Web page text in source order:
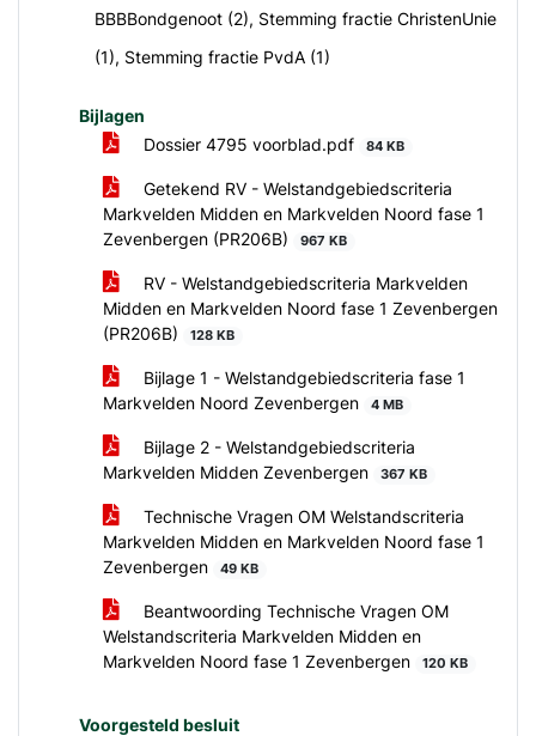
BBBBondgenoot (2), Stemming fractie ChristenUnie
(1), Stemming fractie PvdA (1)
Bijlagen
Dossier 4795 voorblad.pdf
84 KB
Getekend RV - Welstandgebiedscriteria
Markvelden Midden en Markvelden Noord fase 1
Zevenbergen (PR206B)
967 KB
RV - Welstandgebiedscriteria Markvelden
Midden en Markvelden Noord fase 1 Zevenbergen
(PR206B)
128 KB
Bijlage 1 - Welstandgebiedscriteria fase 1
Markvelden Noord Zevenbergen
4 MB
Bijlage 2 - Welstandgebiedscriteria
Markvelden Midden Zevenbergen
367 KB
Technische Vragen OM Welstandscriteria
Markvelden Midden en Markvelden Noord fase 1
Zevenbergen
49 KB
Beantwoording Technische Vragen OM
Welstandscriteria Markvelden Midden en
Markvelden Noord fase 1 Zevenbergen
120 KB
Voorgesteld besluit